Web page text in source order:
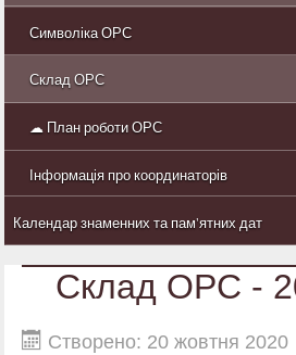
Символіка ОРС
Склад ОРС
☁ План роботи ОРС
Інформація про координаторів
Календар знаменних та пам'ятних дат
Склад ОРС -
Створено: 20 жовтня 2020